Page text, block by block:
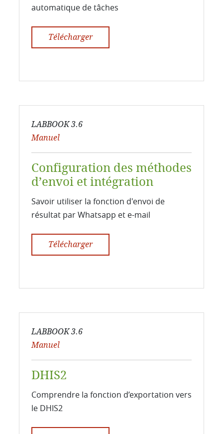
automatique de tâches
Télécharger
LABBOOK 3.6
Manuel
Configuration des méthodes
d’envoi et intégration
Savoir utiliser la fonction d'envoi de
résultat par Whatsapp et e-mail
Télécharger
LABBOOK 3.6
Manuel
DHIS2
Comprendre la fonction d’exportation vers
le DHIS2